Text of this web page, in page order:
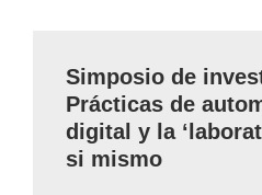
Simposio de
Prácticas de
digital y la
si mismo